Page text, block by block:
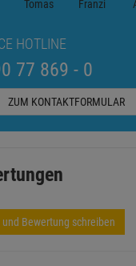
HOTLINE
77 869 - 0
ZUM KONTAKTFORMULAR
und Bewertung schreiben